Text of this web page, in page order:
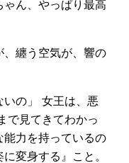
ゃん、やっぱり最高
纏う空気が、響の
いの」 女王は、悪
で見てきてわかっ
力を持っているの
変身する』こと。